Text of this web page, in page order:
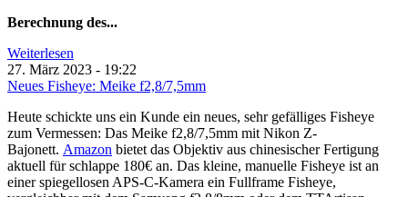
Berechnung des...
Weiterlesen
27. März 2023 - 19:22
Neues Fisheye: Meike f2,8/7,5mm
Heute schickte uns ein Kunde ein neues, sehr gefälliges Fisheye
zum Vermessen: Das Meike f2,8/7,5mm mit Nikon Z-
Bajonett. Amazon bietet das Objektiv aus chinesischer Fertigung
aktuell für schlappe 180€ an. Das kleine, manuelle Fisheye ist an
einer spiegellosen APS-C-Kamera ein Fullframe Fisheye,